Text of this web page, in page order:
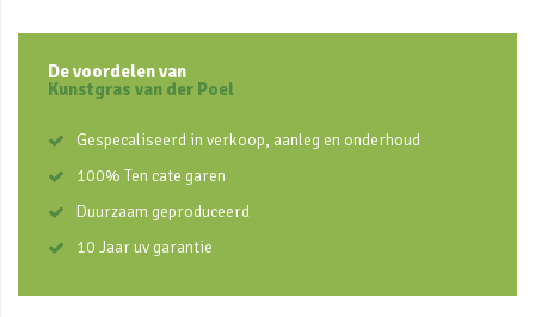
De voordelen van
Kunstgras van der Poel
Gespecaliseerd in verkoop, aanleg en onderhoud
100% Ten cate garen
Duurzaam geproduceerd
10 Jaar uv garantie